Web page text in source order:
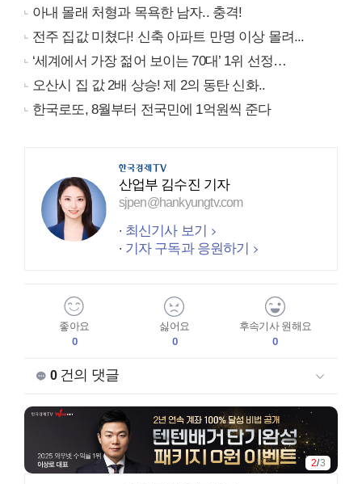
아내 몰래 처형과 목욕한 남자.. 충격!
전주 집값 미쳤다! 신축 아파트 만명 이상 몰려...
‘세계에서 가장 젊어 보이는 70대’ 1위 선정…
오산시 집 값 2배 상승! 제 2의 동탄 신화..
한국로또, 8월부터 전국민에 1억원씩 준다
산업부 김수진 기자
sjpen@hankyungtv.com
최신기사 보기
기자 구독과 응원하기
좋아요
0
싫어요
0
후속기사 원해요
0
0건의 댓글
2/3